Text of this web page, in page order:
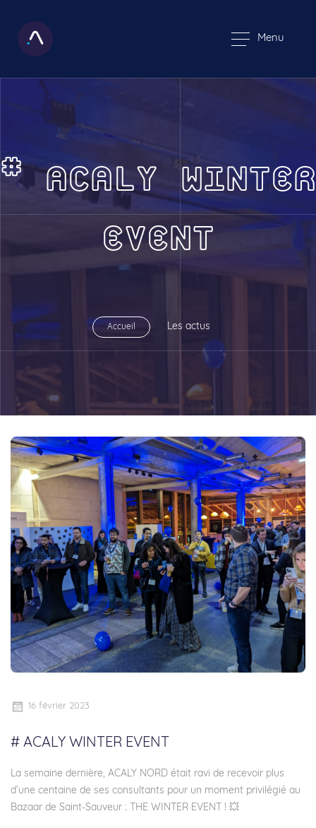
Menu
# ACALY WINTER
EVENT
Accueil Les actus
16 février 2023
# ACALY WINTER EVENT
La semaine dernière, ACALY NORD était ravi de recevoir plus
d’une centaine de ses consultants pour un moment privilégié au
Bazaar de Saint-Sauveur : THE WINTER EVENT ! 💥